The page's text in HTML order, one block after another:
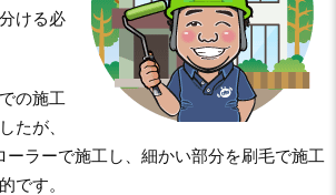
ける必
の施工
たが、
ーラーで施工し、細かい部分を刷毛で施工
です。